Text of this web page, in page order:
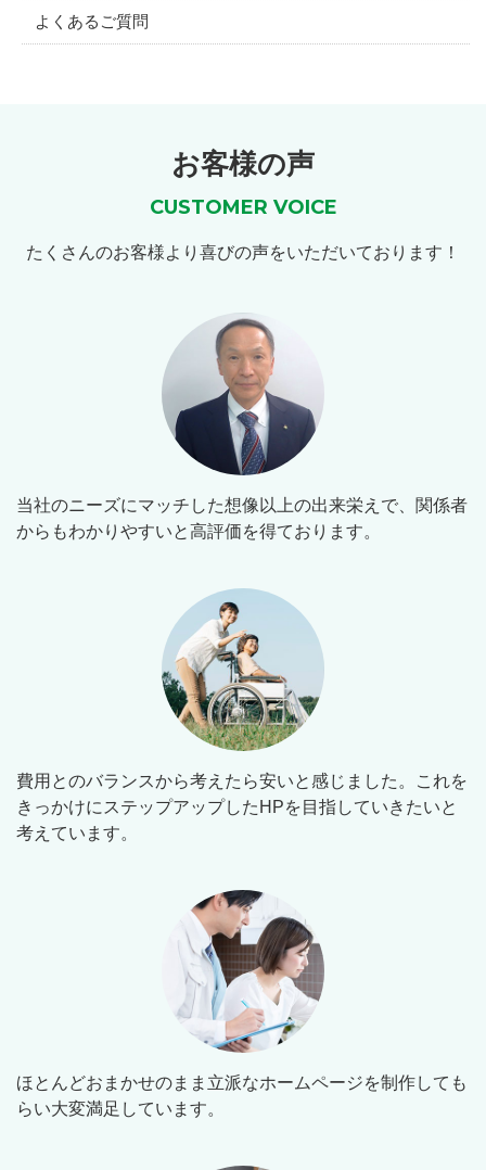
よくあるご質問
お客様の声
CUSTOMER VOICE
たくさんのお客様より喜びの声をいただいております！
当社のニーズにマッチした想像以上の出来栄えで、関係者
からもわかりやすいと高評価を得ております。
費用とのバランスから考えたら安いと感じました。これを
きっかけにステップアップしたHPを目指していきたいと
考えています。
ほとんどおまかせのまま立派なホームページを制作しても
らい大変満足しています。